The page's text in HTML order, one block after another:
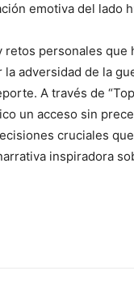
emotiva del lado
personales que
adversidad de la
A través de
un acceso sin
cruciales
inspiradora